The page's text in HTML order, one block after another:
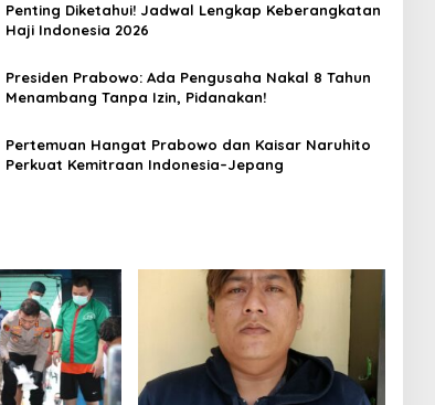
Penting Diketahui! Jadwal Lengkap Keberangkatan
Haji Indonesia 2026
Presiden Prabowo: Ada Pengusaha Nakal 8 Tahun
Menambang Tanpa Izin, Pidanakan!
Pertemuan Hangat Prabowo dan Kaisar Naruhito
Perkuat Kemitraan Indonesia–Jepang